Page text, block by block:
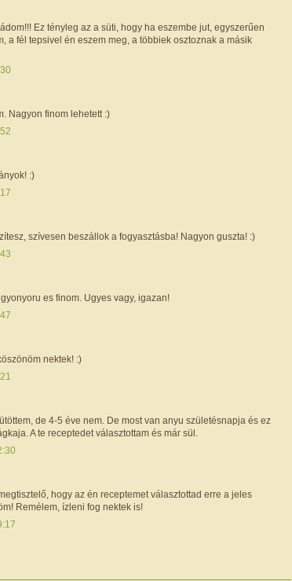
Ez tényleg az a süti, hogy ha eszembe jut, egyszerűen
a fél tepsivel én eszem meg, a többiek osztoznak a másik
Nagyon finom lehetett :)
:)
szívesen beszállok a fogyasztásba! Nagyon guszta! :)
es finom. Ugyes vagy, igazan!
nektek! :)
de 4-5 éve nem. De most van anyu születésnapja és ez
A te receptedet választottam és már sül.
hogy az én receptemet választottad erre a jeles
Remélem, ízleni fog nektek is!